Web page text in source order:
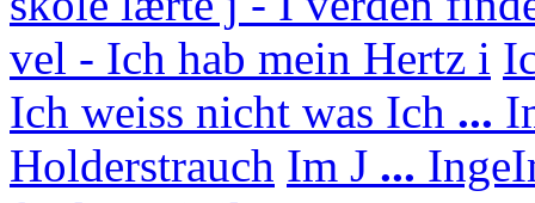
vel - Ich hab mein Hertz i
Ich weiss nicht was Ich ...
Holderstrauch Im J ... Inge